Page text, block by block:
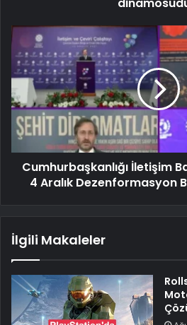
Cumhurbaşkanlığı İletişim
4 Aralık Dezenformasyon
İlgili Makaleler